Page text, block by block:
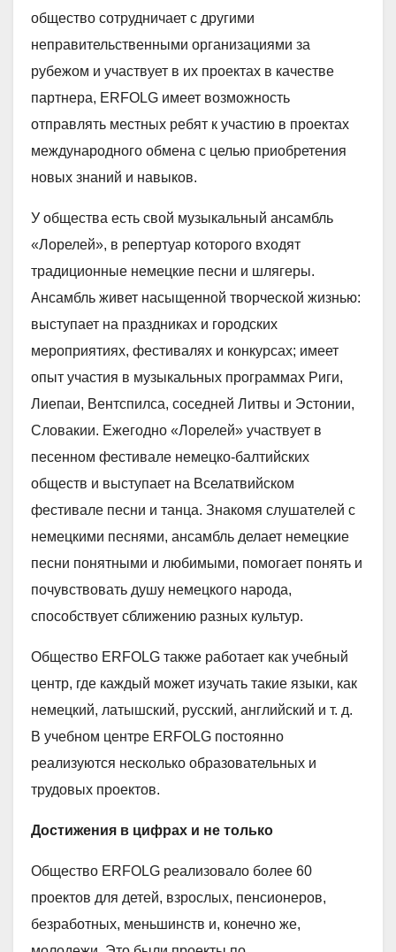
общество сотрудничает с другими
неправительственными организациями за
рубежом и участвует в их проектах в качестве
партнера, ERFOLG имеет возможность
отправлять местных ребят к участию в проектах
международного обмена с целью приобретения
новых знаний и навыков.
У общества есть свой музыкальный ансамбль
«Лорелей», в репертуар которого входят
традиционные немецкие песни и шлягеры.
Ансамбль живет насыщенной творческой жизнью:
выступает на праздниках и городских
мероприятиях, фестивалях и конкурсах; имеет
опыт участия в музыкальных программах Риги,
Лиепаи, Вентспилса, соседней Литвы и Эстонии,
Словакии. Ежегодно «Лорелей» участвует в
песенном фестивале немецко-балтийских
обществ и выступает на Вселатвийском
фестивале песни и танца. Знакомя слушателей с
немецкими песнями, ансамбль делает немецкие
песни понятными и любимыми, помогает понять и
почувствовать душу немецкого народа,
способствует сближению разных культур.
Общество ERFOLG также работает как учебный
центр, где каждый может изучать такие языки, как
немецкий, латышский, русский, английский и т. д.
В учебном центре ERFOLG постоянно
реализуются несколько образовательных и
трудовых проектов.
Достижения в цифрах и не только
Общество ERFOLG реализовало более 60
проектов для детей, взрослых, пенсионеров,
безработных, меньшинств и, конечно же,